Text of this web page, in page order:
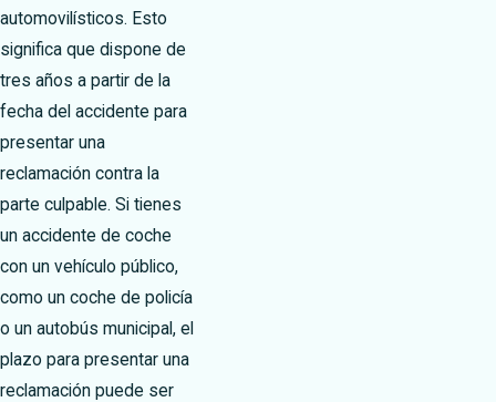
automovilísticos. Esto
significa que dispone de
tres años a partir de la
fecha del accidente para
presentar una
reclamación contra la
parte culpable. Si tienes
un accidente de coche
con un vehículo público,
como un coche de policía
o un autobús municipal, el
plazo para presentar una
reclamación puede ser